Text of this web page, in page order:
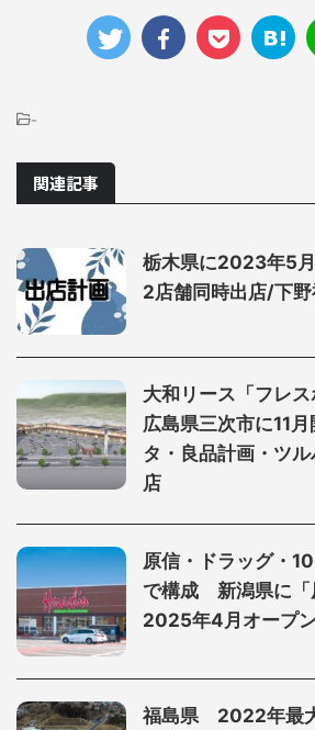
-
関連記事
栃木県に2023年5
2店舗同時出店/下
大和リース「フレス
広島県三次市に11
タ・良品計画・ツ
店
原信・ドラッグ・
で構成 新潟県に「
2025年4月オープ
福島県 2022年最